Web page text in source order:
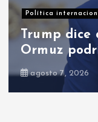
El PRM:
agosto 8, 2026